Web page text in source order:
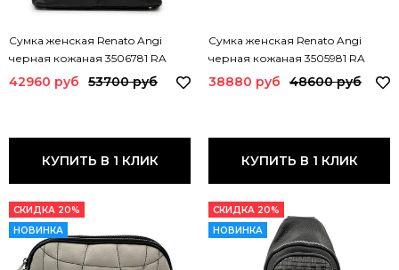
Сумка женская Renato Angi
черная кожаная 3506781 RA
NERO
42960 руб 53700 руб
КУПИТЬ В 1 КЛИК
Сумка женская Renato Angi
черная кожаная 3505981 RA
NERO
38880 руб 48600 руб
КУПИТЬ В 1 КЛИК
СКИДКА 20%
НОВИНКА
СКИДКА 20%
НОВИНКА